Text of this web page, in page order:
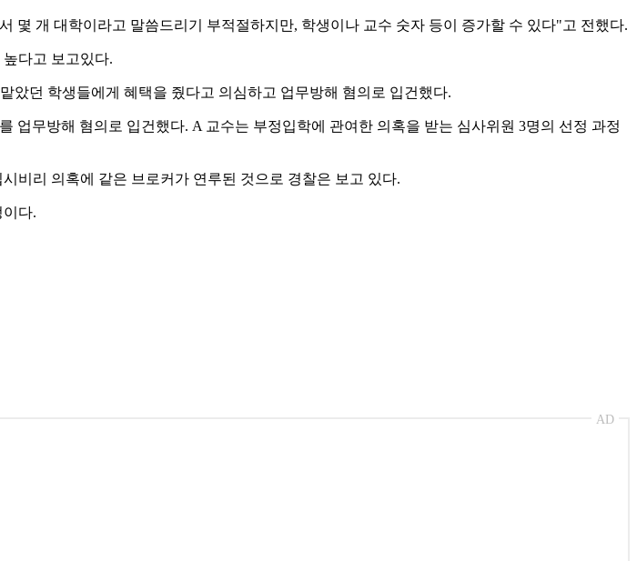
개 대학이라고 말씀드리기 부적절하지만, 학생이나 교수 숫자 등이 증가할 수 있다"고 전했다.
다고 보고있다.
았던 학생들에게 혜택을 줬다고 의심하고 업무방해 혐의로 입건했다.
업무방해 혐의로 입건했다. A 교수는 부정입학에 관여한 의혹을 받는 심사위원 3명의 선정 과정
비리 의혹에 같은 브로커가 연루된 것으로 경찰은 보고 있다.
다.
AD